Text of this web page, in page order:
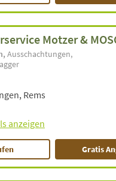
Motzer &
Ausschachtungen
Rems
anzeigen
Gratis